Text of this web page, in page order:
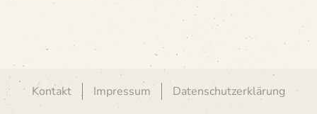
Kontakt Impressum Datenschutzerklärung